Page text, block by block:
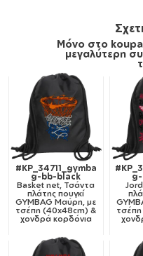
Μόνο στο
μεγαλύτερη
#KP_34711_gymba
g-bb-black
Basket net, Τσάντα
πλάτης πουγκί
GYMBAG Μαύρη, με
τσέπη (40x48cm) &
χονδρά κορδόνια